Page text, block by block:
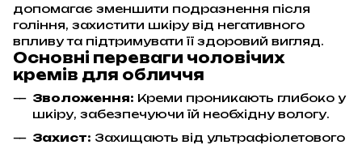
допомагає зменшити подразнення після
гоління, захистити шкіру від негативного
впливу та підтримувати її здоровий вигляд.
Основні переваги чоловічих
кремів для обличчя
Зволоження: Креми проникають глибоко у
шкіру, забезпечуючи їй необхідну вологу.
Захист: Захищають від ультрафіолетового